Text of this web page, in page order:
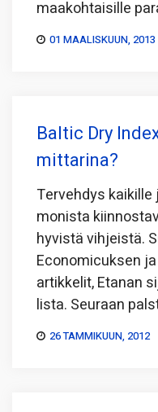
maakohtaisille
01 MAALISKUUN, 2013
Baltic Dry
mittarina?
Tervehdys
monista
hyvistä vihjeistä.
Economicuksen
artikkelit, Etanan
lista. Seuraan
26 TAMMIKUUN, 2012